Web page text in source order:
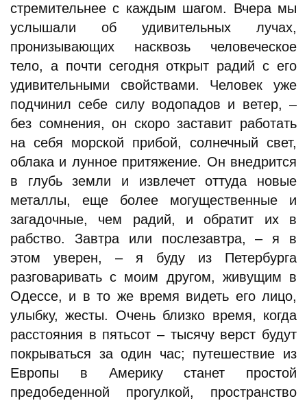
стремительнее с каждым шагом. Вчера мы
услышали об удивительных лучах,
пронизывающих насквозь человеческое
тело, а почти сегодня открыт радий с его
удивительными свойствами. Человек уже
подчинил себе силу водопадов и ветер, –
без сомнения, он скоро заставит работать
на себя морской прибой, солнечный свет,
облака и лунное притяжение. Он внедрится
в глубь земли и извлечет оттуда новые
металлы, еще более могущественные и
загадочные, чем радий, и обратит их в
рабство. Завтра или послезавтра, – я в
этом уверен, – я буду из Петербурга
разговаривать с моим другом, живущим в
Одессе, и в то же время видеть его лицо,
улыбку, жесты. Очень близко время, когда
расстояния в пятьсот – тысячу верст будут
покрываться за один час; путешествие из
Европы в Америку станет простой
предобеденной прогулкой, пространство